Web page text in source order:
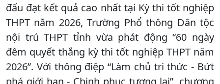
đấu đạt kết quả cao nhất tại Kỳ thi tốt nghiệp
THPT năm 2026, Trường Phổ thông Dân tộc
nội trú THPT tỉnh vừa phát động “60 ngày
đêm quyết thắng kỳ thi tốt nghiệp THPT năm
2026”. Với thông điệp “Làm chủ tri thức - Bứt
phá giới hạn - Chinh phục tương lai”, chương